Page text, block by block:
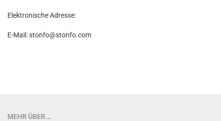
Elektronische Adresse:
E-Mail: stonfo@stonfo.com
MEHR ÜBER...